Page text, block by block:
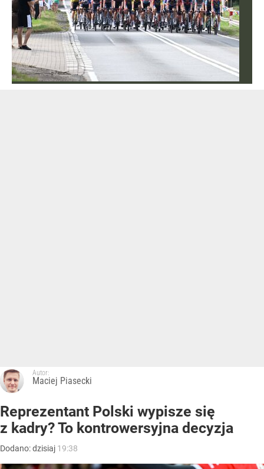
Autor:
Maciej Piasecki
Reprezentant Polski wypisze się
z kadry? To kontrowersyjna decyzja
Dodano:dzisiaj 19:38